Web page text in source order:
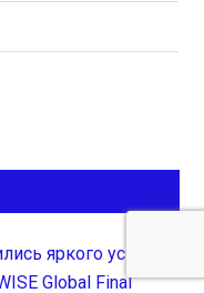
яркого успеха
Global Final